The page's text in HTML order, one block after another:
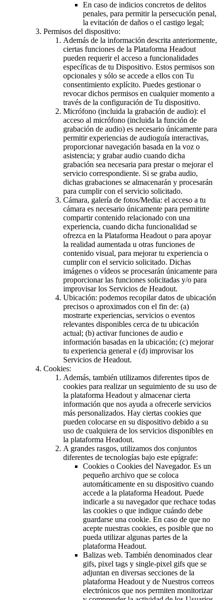
En caso de indicios concretos de delitos
penales, para permitir la persecución penal,
la evitación de daños o el castigo legal;
Permisos del dispositivo:
Además de la información descrita anteriormente,
ciertas funciones de la Plataforma Headout
pueden requerir el acceso a funcionalidades
específicas de tu Dispositivo. Estos permisos son
opcionales y sólo se accede a ellos con Tu
consentimiento explícito. Puedes gestionar o
revocar dichos permisos en cualquier momento a
través de la configuración de Tu dispositivo.
Micrófono (incluida la grabación de audio): el
acceso al micrófono (incluida la función de
grabación de audio) es necesario únicamente para
permitir experiencias de audioguía interactivas,
proporcionar navegación basada en la voz o
asistencia; y grabar audio cuando dicha
grabación sea necesaria para prestar o mejorar el
servicio correspondiente. Si se graba audio,
dichas grabaciones se almacenarán y procesarán
para cumplir con el servicio solicitado.
Cámara, galería de fotos/Media: el acceso a tu
cámara es necesario únicamente para permitirte
compartir contenido relacionado con una
experiencia, cuando dicha funcionalidad se
ofrezca en la Plataforma Headout o para apoyar
la realidad aumentada u otras funciones de
contenido visual, para mejorar tu experiencia o
cumplir con el servicio solicitado. Dichas
imágenes o vídeos se procesarán únicamente para
proporcionar las funciones solicitadas y/o para
improvisar los Servicios de Headout.
Ubicación: podemos recopilar datos de ubicación
precisos o aproximados con el fin de: (a)
mostrarte experiencias, servicios o eventos
relevantes disponibles cerca de tu ubicación
actual; (b) activar funciones de audio e
información basadas en la ubicación; (c) mejorar
tu experiencia general e (d) improvisar los
Servicios de Headout.
Cookies:
Además, también utilizamos diferentes tipos de
cookies para realizar un seguimiento de su uso de
la plataforma Headout y almacenar cierta
información que nos ayuda a ofrecerle servicios
más personalizados. Hay ciertas cookies que
pueden colocarse en su dispositivo debido a su
uso de cualquiera de los servicios disponibles en
la plataforma Headout.
A grandes rasgos, utilizamos dos conjuntos
diferentes de tecnologías bajo este epígrafe:
Cookies o Cookies del Navegador. Es un
pequeño archivo que se coloca
automáticamente en su dispositivo cuando
accede a la plataforma Headout. Puede
indicarle a su navegador que rechace todas
las cookies o que indique cuándo debe
guardarse una cookie. En caso de que no
acepte nuestras cookies, es posible que no
pueda utilizar algunas partes de la
plataforma Headout.
Balizas web. También denominados clear
gifs, pixel tags y single-pixel gifs que se
adjuntan en diversas secciones de la
plataforma Headout y de Nuestros correos
electrónicos que nos permiten monitorizar